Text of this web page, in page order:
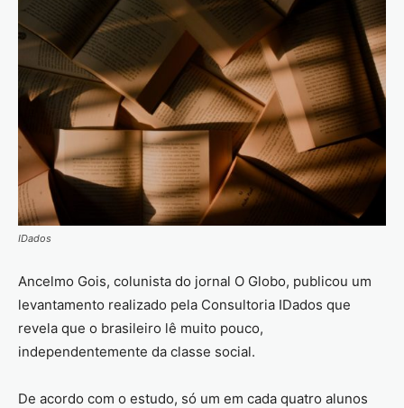
IDados
Ancelmo Gois, colunista do jornal O Globo, publicou um
levantamento realizado pela Consultoria IDados que
revela que o brasileiro lê muito pouco,
independentemente da classe social.
De acordo com o estudo, só um em cada quatro alunos